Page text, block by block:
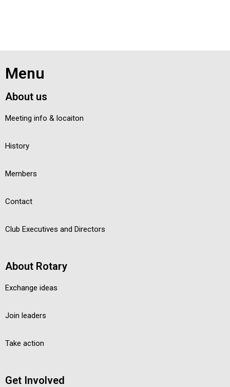
Menu
About us
Meeting info & locaiton
History
Members
Contact
Club Executives and Directors
About Rotary
Exchange ideas
Join leaders
Take action
Get Involved